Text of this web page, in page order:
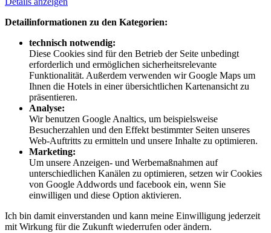
Detailinformationen zu den Kategorien:
technisch notwendig:
Diese Cookies sind für den Betrieb der Seite unbedingt
erforderlich und ermöglichen sicherheitsrelevante
Funktionalität. Außerdem verwenden wir Google Maps um
Ihnen die Hotels in einer übersichtlichen Kartenansicht zu
präsentieren.
Analyse:
Wir benutzen Google Analtics, um beispielsweise
Besucherzahlen und den Effekt bestimmter Seiten unseres
Web-Auftritts zu ermitteln und unsere Inhalte zu optimieren.
Marketing:
Um unsere Anzeigen- und Werbemaßnahmen auf
unterschiedlichen Kanälen zu optimieren, setzen wir Cookies
von Google Addwords und facebook ein, wenn Sie
einwilligen und diese Option aktivieren.
Ich bin damit einverstanden und kann meine Einwilligung jederzeit
mit Wirkung für die Zukunft wiederrufen oder ändern.